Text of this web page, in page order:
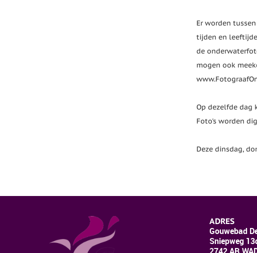
Er worden
tijden en
de
mogen ook
Op dezelfde dag
Foto's worden
Deze dinsdag,
ADRES
Gouwebad
Sniepweg